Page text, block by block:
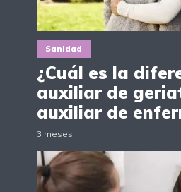
Sanidad
¿Cuál es la
auxiliar de
auxiliar de
3 meses